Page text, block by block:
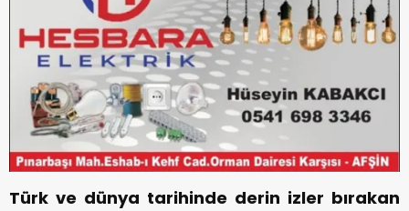
Türk ve dünya tarihinde derin izler bırakan